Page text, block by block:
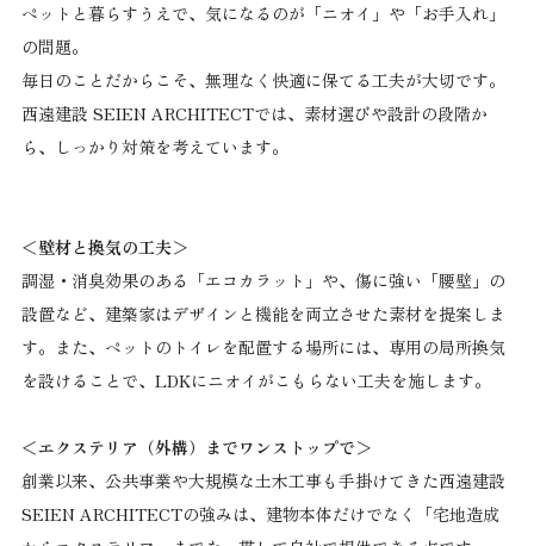
ペットと暮らすうえで、気になるのが「ニオイ」や「お手入れ」
の問題。
毎日のことだからこそ、無理なく快適に保てる工夫が大切です。
西遠建設 SEIEN ARCHITECTでは、素材選びや設計の段階か
ら、しっかり対策を考えています。
＜壁材と換気の工夫＞
調湿・消臭効果のある「エコカラット」や、傷に強い「腰壁」の
設置など、建築家はデザインと機能を両立させた素材を提案しま
す。また、ペットのトイレを配置する場所には、専用の局所換気
を設けることで、LDKにニオイがこもらない工夫を施します。
＜エクステリア（外構）までワンストップで＞
創業以来、公共事業や大規模な土木工事も手掛けてきた西遠建設
SEIEN ARCHITECTの強みは、建物本体だけでなく「宅地造成